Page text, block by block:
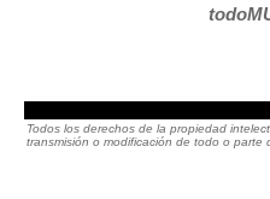
Todos los derechos de la propiedad
transmisión o modificación de todo o